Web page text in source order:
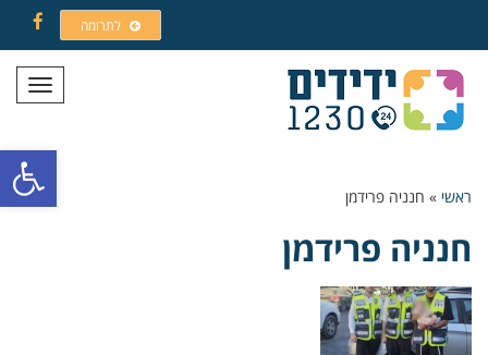
פתח
לתרומה
תפריט
ראשי » חנניה פרידמן
חנניה פרידמן